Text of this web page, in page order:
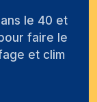
le 40 et
faire le
et clim